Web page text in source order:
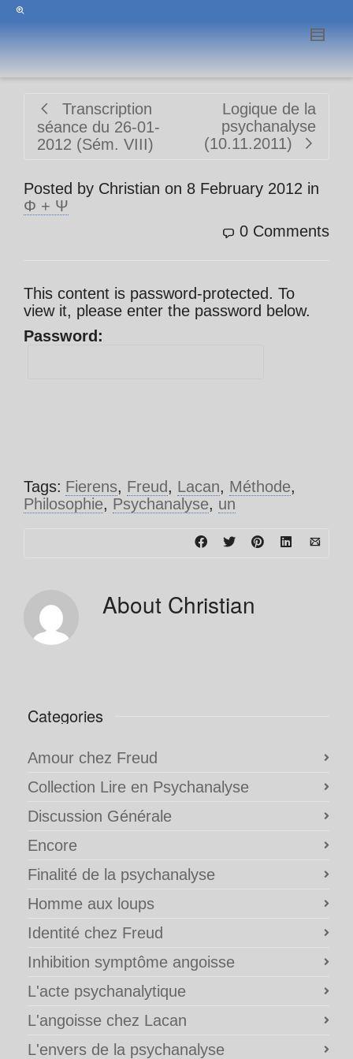
Transcription
séance du 26-01-
2012 (Sém. VIII)
Logique de la
psychanalyse
(10.11.2011)
Posted by Christian on 8 February 2012 in
Φ + Ψ
0 Comments
This content is password-protected. To
view it, please enter the password below.
Password:
Tags: Fierens, Freud, Lacan, Méthode,
Philosophie, Psychanalyse, un
About Christian
Categories
Amour chez Freud
Collection Lire en Psychanalyse
Discussion Générale
Encore
Finalité de la psychanalyse
Homme aux loups
Identité chez Freud
Inhibition symptôme angoisse
L'acte psychanalytique
L'angoisse chez Lacan
L'envers de la psychanalyse